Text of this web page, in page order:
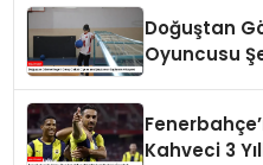
Doğuştan
Oyuncusu
Kahveci 3